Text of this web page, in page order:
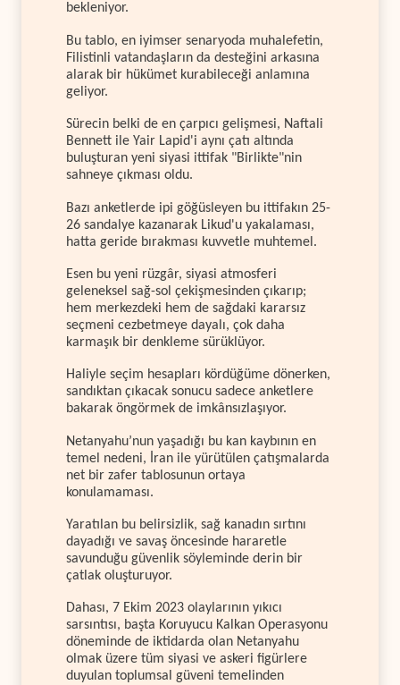
bekleniyor.
Bu tablo, en iyimser senaryoda muhalefetin,
Filistinli vatandaşların da desteğini arkasına
alarak bir hükümet kurabileceği anlamına
geliyor.
Sürecin belki de en çarpıcı gelişmesi, Naftali
Bennett ile Yair Lapid'i aynı çatı altında
buluşturan yeni siyasi ittifak "Birlikte"nin
sahneye çıkması oldu.
Bazı anketlerde ipi göğüsleyen bu ittifakın 25-
26 sandalye kazanarak Likud'u yakalaması,
hatta geride bırakması kuvvetle muhtemel.
Esen bu yeni rüzgâr, siyasi atmosferi
geleneksel sağ-sol çekişmesinden çıkarıp;
hem merkezdeki hem de sağdaki kararsız
seçmeni cezbetmeye dayalı, çok daha
karmaşık bir denkleme sürüklüyor.
Haliyle seçim hesapları kördüğüme dönerken,
sandıktan çıkacak sonucu sadece anketlere
bakarak öngörmek de imkânsızlaşıyor.
Netanyahu’nun yaşadığı bu kan kaybının en
temel nedeni, İran ile yürütülen çatışmalarda
net bir zafer tablosunun ortaya
konulamaması.
Yaratılan bu belirsizlik, sağ kanadın sırtını
dayadığı ve savaş öncesinde hararetle
savunduğu güvenlik söyleminde derin bir
çatlak oluşturuyor.
Dahası, 7 Ekim 2023 olaylarının yıkıcı
sarsıntısı, başta Koruyucu Kalkan Operasyonu
döneminde de iktidarda olan Netanyahu
olmak üzere tüm siyasi ve askeri figürlere
duyulan toplumsal güveni temelinden